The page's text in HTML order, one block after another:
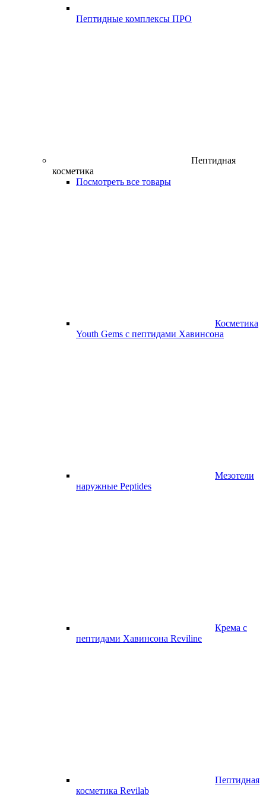
Пептидные комплексы ПРО
Пептидная
косметика
Посмотреть все товары
Косметика
Youth Gems с пептидами Хавинсона
Мезотели
наружные Peptides
Крема с
пептидами Хавинсона Reviline
Пептидная
косметика Revilab